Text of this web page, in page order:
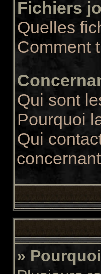
Fichiers
Quelles
Comment
Qui sont
Pourquoi
Qui
»